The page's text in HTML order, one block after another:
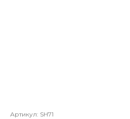
Артикул: SH71